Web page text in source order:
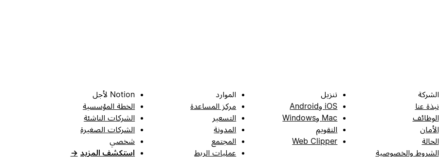
الشركة
نبذة عنا
الوظائف
الأمان
الحالة
الشروط والخصوصية
تنزيل
iOS وAndroid
Mac وWindows
التقويم
Web Clipper
الموارد
مركز المساعدة
التسعير
المدونة
المجتمع
عمليات الربط
Notion لأجل
الخطة المؤسسية
الشركات الناشئة
الشركات الصغيرة
شخصي
استكشف المزيد →